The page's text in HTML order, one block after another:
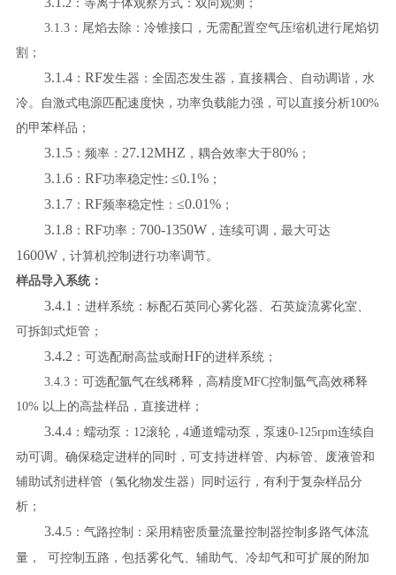
2 ： 等离子体观察方式：双向观测 ；
3.1.3： 尾焰去除：冷锥接口，无需配置空气压缩机进行尾焰切
割 ；
3.1.4： RF发生器：全固态发生器，直接耦合、自动调谐，水
冷。
自激式电源匹配速度快，功率负载能力强，可以直接分析100%
的甲苯样品 ；
3.1.5：频率： 27.12MHZ ，耦合效率大于80%；
3.1.6： RF功率稳定性: ≤0.1%；
3.1.7： RF频率稳定性： ≤0.01%；
3.1.8： RF功率： 700-1350W，连续可调，最大可达
1600W，计算机控制进行功率调节。
样品导入系统：
3.4.1 ：进样系统：标配石英同心雾化器、 石英旋流雾化室、
可拆卸式炬管；
3.4.2 ：可选配耐高盐或耐HF的进样系统；
3.4.3：可选配氩气在线稀释，高精度MFC控制氩气高效稀释
10% 以上的高盐样品，直接进样；
3.4.4：蠕动泵： 12滚轮，4通道蠕动泵，泵速0-125rpm连续自
动可调。确保稳定进样的同时，可支持进样管、内标管、废液管和
辅助试剂进样管（氢化物发生器）同时运行，有利于复杂样品分
析；
3.4.5：气路控制： 采用精密质量流量控制器控制多路气体流
量，
可控制五路，包括雾化气、辅助气、冷却气和可扩展的附加